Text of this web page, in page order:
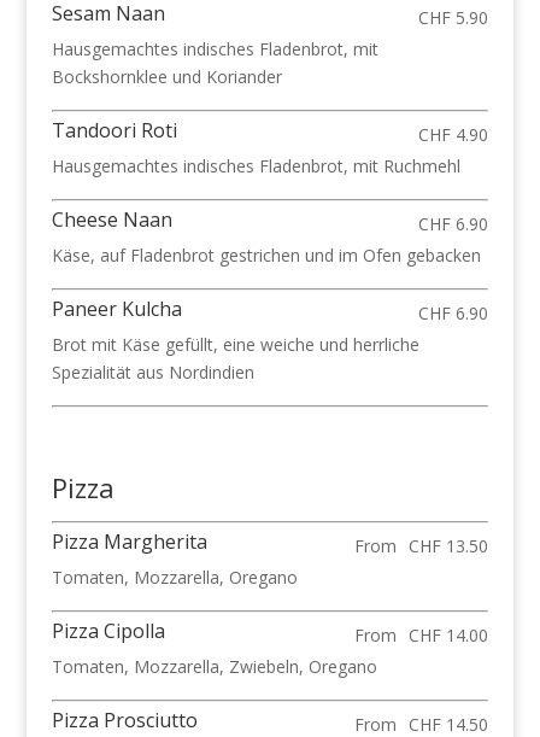
Sesam Naan
CHF 5.90
Hausgemachtes indisches Fladenbrot, mit
Bockshornklee und Koriander
Tandoori Roti
CHF 4.90
Hausgemachtes indisches Fladenbrot, mit Ruchmehl
Cheese Naan
CHF 6.90
Käse, auf Fladenbrot gestrichen und im Ofen gebacken
Paneer Kulcha
CHF 6.90
Brot mit Käse gefüllt, eine weiche und herrliche
Spezialität aus Nordindien
Pizza
Pizza Margherita From
CHF 13.50
Tomaten, Mozzarella, Oregano
Pizza Cipolla From
CHF 14.00
Tomaten, Mozzarella, Zwiebeln, Oregano
Pizza Prosciutto From
CHF 14.50